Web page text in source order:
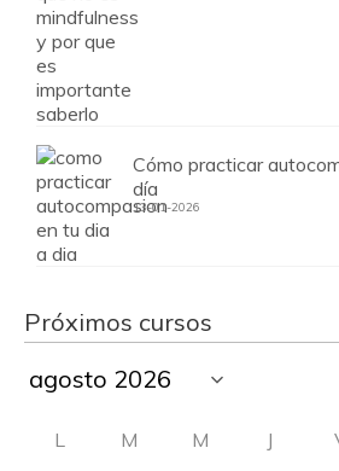
Cómo practicar
día
13-01-2026
Próximos cursos
L M M J